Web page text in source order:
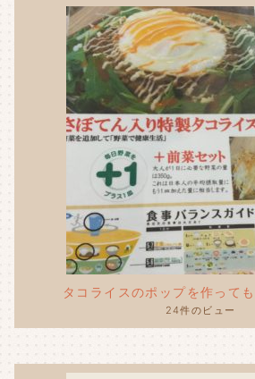
タコライスのポップを作って
24件のビュー